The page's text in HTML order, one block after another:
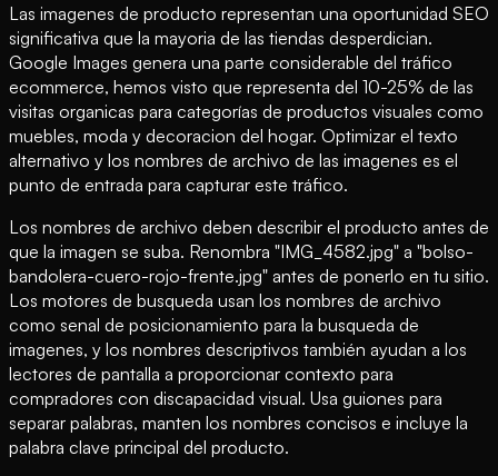
Las imagenes de producto representan una oportunidad SEO
significativa que la mayoria de las tiendas desperdician.
Google Images genera una parte considerable del tráfico
ecommerce, hemos visto que representa del 10-25% de las
visitas organicas para categorías de productos visuales como
muebles, moda y decoracion del hogar. Optimizar el texto
alternativo y los nombres de archivo de las imagenes es el
punto de entrada para capturar este tráfico.
Los nombres de archivo deben describir el producto antes de
que la imagen se suba. Renombra "IMG_4582.jpg" a "bolso-
bandolera-cuero-rojo-frente.jpg" antes de ponerlo en tu sitio.
Los motores de busqueda usan los nombres de archivo
como senal de posicionamiento para la busqueda de
imagenes, y los nombres descriptivos también ayudan a los
lectores de pantalla a proporcionar contexto para
compradores con discapacidad visual. Usa guiones para
separar palabras, manten los nombres concisos e incluye la
palabra clave principal del producto.